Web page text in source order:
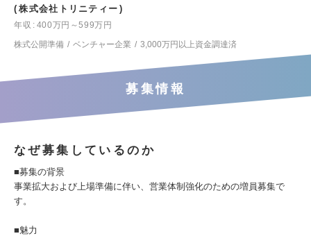
株式会社トリニティー
年収
400万円～599万円
株式公開準備
ベンチャー企業 3,000万円以上資金調達済
募集情報
なぜ募集しているのか
■募集の背景
事業拡大および上場準備に伴い、営業体制強化のための増員募集で
す。
■魅力